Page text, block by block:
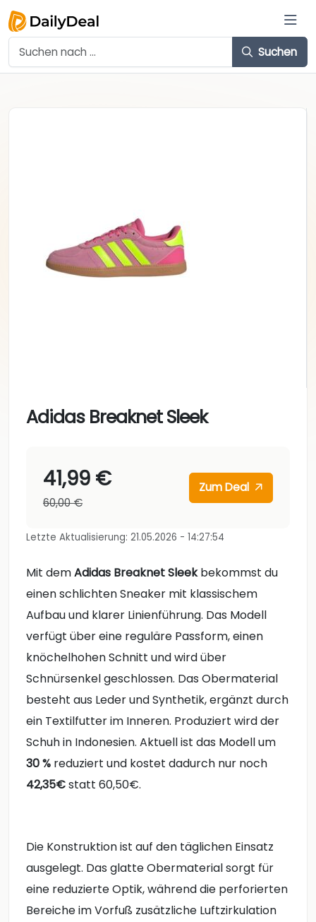
Suchen
Adidas Breaknet Sleek
41,99 €
60,00 €
Zum Deal
Letzte Aktualisierung: 21.05.2026 - 14:27:54
Mit demAdidas Breaknet Sleekbekommst du
einen schlichten Sneaker mit klassischem
Aufbau und klarer Linienführung. Das Modell
verfügt über eine reguläre Passform, einen
knöchelhohen Schnitt und wird über
Schnürsenkel geschlossen. Das Obermaterial
besteht aus Leder und Synthetik, ergänzt durch
ein Textilfutter im Inneren. Produziert wird der
Schuh in Indonesien. Aktuell ist das Modell um
30 % reduziert und kostet dadurch nur noch
42,35€statt 60,50€.
Die Konstruktion ist auf den täglichen Einsatz
ausgelegt. Das glatte Obermaterial sorgt für
eine reduzierte Optik, während die perforierten
Bereiche im Vorfuß zusätzliche Luftzirkulation